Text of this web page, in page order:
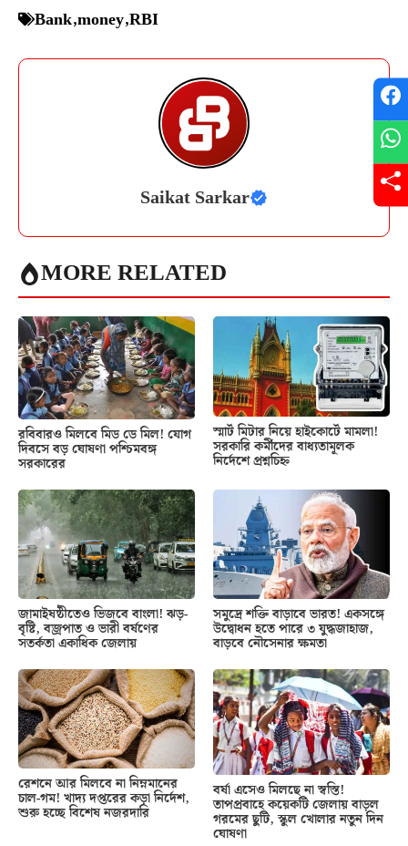
Bank,money,RBI
Saikat Sarkar
MORE RELATED
রবিবারও মিলবে মিড ডে মিল! যোগ
দিবসে বড় ঘোষণা পশ্চিমবঙ্গ
সরকারের
স্মার্ট মিটার নিয়ে হাইকোর্টে মামলা!
সরকারি কর্মীদের বাধ্যতামূলক
নির্দেশে প্রশ্নচিহ্ন
জামাইষষ্ঠীতেও ভিজবে বাংলা! ঝড়-
বৃষ্টি, বজ্রপাত ও ভারী বর্ষণের
সতর্কতা একাধিক জেলায়
সমুদ্রে শক্তি বাড়াবে ভারত! একসঙ্গে
উদ্বোধন হতে পারে ৩ যুদ্ধজাহাজ,
বাড়বে নৌসেনার ক্ষমতা
রেশনে আর মিলবে না নিম্নমানের
চাল-গম! খাদ্য দপ্তরের কড়া নির্দেশ,
শুরু হচ্ছে বিশেষ নজরদারি
বর্ষা এসেও মিলছে না স্বস্তি!
তাপপ্রবাহে কয়েকটি জেলায় বাড়ল
গরমের ছুটি, স্কুল খোলার নতুন দিন
ঘোষণা